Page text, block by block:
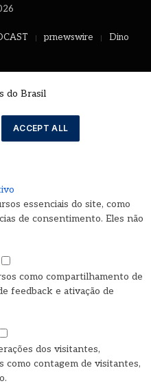
prnewswire Dino
do Brasil
ACCEPT ALL
essenciais do site, como
de consentimento. Eles não
como compartilhamento de
feedback e ativação de
dos visitantes,
contagem de visitantes,